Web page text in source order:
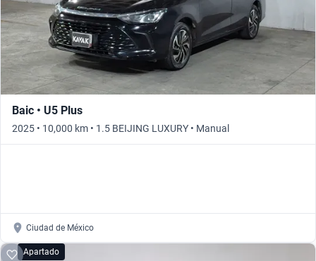
Baic • U5 Plus
2025 • 10,000 km • 1.5 BEIJING LUXURY • Manual
Ciudad de México
Apartado